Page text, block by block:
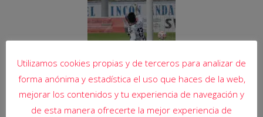
Utilizamos cookies propias y de terceros para analizar de
forma anónima y estadística el uso que haces de la web,
mejorar los contenidos y tu experiencia de navegación y
de esta manera ofrecerte la mejor experiencia de